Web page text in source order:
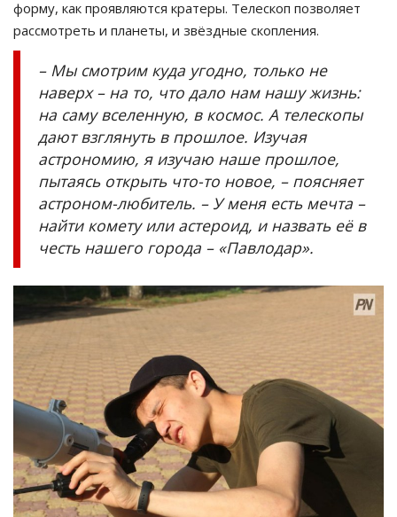
форму, как проявляются кратеры. Телескоп позволяет
рассмотреть и планеты, и звёздные скопления.
– Мы смотрим куда угодно, только не
наверх – на то, что дало нам нашу жизнь:
на саму вселенную, в космос. А телескопы
дают взглянуть в прошлое. Изучая
астрономию, я изучаю наше прошлое,
пытаясь открыть что-то новое, – поясняет
астроном-любитель. – У меня есть мечта –
найти комету или астероид, и назвать её в
честь нашего города – «Павлодар».